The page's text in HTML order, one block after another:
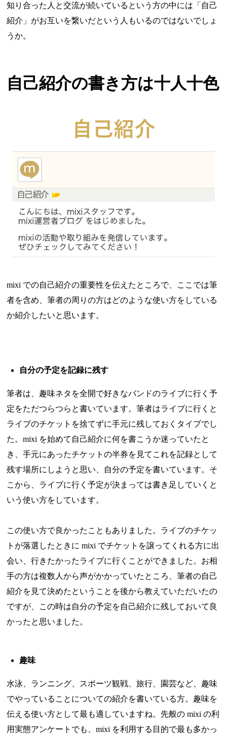
知り合った人と交流が続いているという方の中には「自己
紹介」がお互いを繋いだという人もいるのではないでしょ
うか。
自己紹介の書き方は十人十色
mixi での自己紹介の重要性を伝えたところで、ここでは筆
者を含め、筆者の周りの方はどのような使い方をしている
か紹介したいと思います。
自分の予定を記録に残す
筆者は、趣味ネタを全開で好きなバンドのライブに行く予
定をただつらつらと書いています。筆者はライブに行くと
ライブのチケットを捨てずに手元に残しておくタイプでし
た。mixi を始めて自己紹介に何を書こうか迷っていたと
き、手元にあったチケットの半券を見てこれを記録として
残す場所にしようと思い、自分の予定を書いています。そ
こから、ライブに行く予定が決まっては書き足していくと
いう使い方をしています。
この使い方で良かったこともありました。ライブのチケッ
トが落選したときに mixi でチケットを譲ってくれる方に出
会い、行きたかったライブに行くことができました。お相
手の方は複数人から声がかかっていたところ、筆者の自己
紹介を見て決めたということを後から教えていただいたの
ですが、この時は自分の予定を自己紹介に残しておいて良
かったと思いました。
趣味
水泳、ランニング、スポーツ観戦、旅行、園芸など、趣味
でやっていることについての紹介を書いている方。趣味を
伝える使い方として最も適していますね。先般の mixi の利
用実態アンケートでも、mixi を利用する目的で最も多かっ